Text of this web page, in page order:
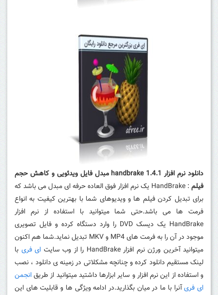
دانلود نرم افزار handbrake 1.4.1 مبدل فایل ویدئویی و کاهش حجم
فیلم
: HandBrake یک نرم افزار فوق العاده حرفه ای مبدل می باشد که
برای تبدیل کردن فیلم ها و ویدیوهای شما با بهترین کیفیت به انواع
فرمت ها می باشد.حتی شما میتوانید با استفاده از نرم افزار
HandBrake یک دیسک DVD را وارد دستگاه کرده و فایل تصویری
موجود در آن را به فرمت های MP4 و MKV تبدیل نماید.شما هم اکنون
میتوانید آخرین ورژن نرم افزار HandBrake را از وب سایت
ای فری با
لینک مستقیم دانلود کرده و چنانچه مشکلاتی در زمینه ی دانلود ، نصب
و استفاده از این نرم افزار و سایر ابزارها داشتید میتوانید از طریقانجمن
ای فریآنرا با ما در میان بگذارید.در ادامه ویژگی ها و قابلیت های این